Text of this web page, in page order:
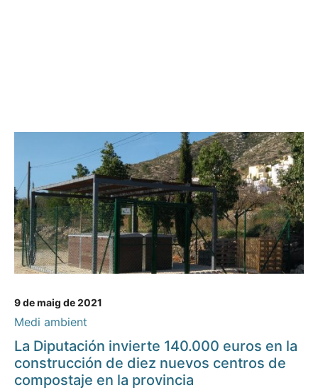
9 de maig de 2021
Medi ambient
La Diputación invierte 140.000 euros en la
construcción de diez nuevos centros de
compostaje en la provincia